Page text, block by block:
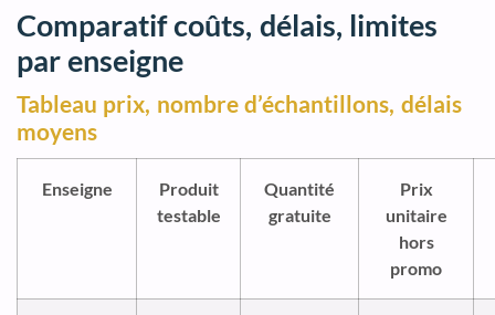
Comparatif coûts, délais, limites
par enseigne
Tableau prix, nombre d’échantillons, délais
moyens
Enseigne
Produit
testable
Quantité
gratuite
Prix
unitaire
hors
promo